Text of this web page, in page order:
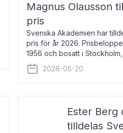
Magnus Olausson
pris
Svenska Akademien har
pris för år 2026.
1956 och bosatt i
Han disputerade 1993 vid
2026-05-20
Ester Berg
tilldelas